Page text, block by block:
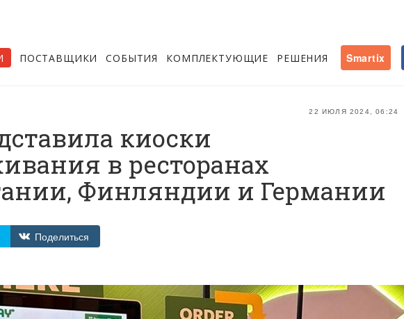
ПОСТАВЩИКИ СОБЫТИЯ КОМПЛЕКТУЮЩИЕ РЕШЕНИЯ Smartix
22 ИЮЛЯ 2024, 06:24
киоски
в ресторанах
Финляндии и Германии
Поделиться